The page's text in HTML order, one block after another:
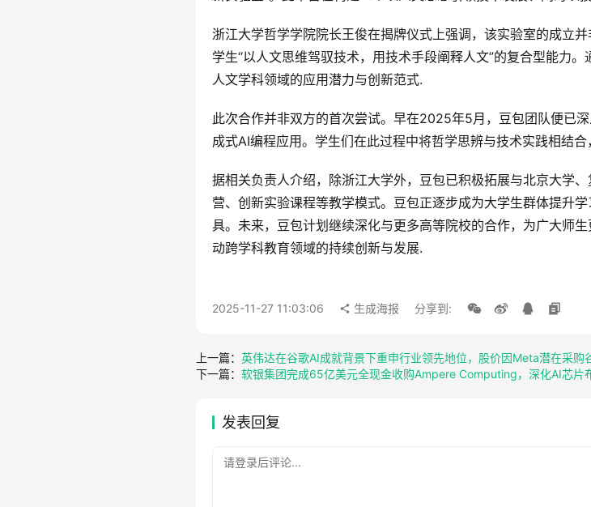
浙江大学哲学学院院长王俊在揭牌仪式上强调，该实验室的成立
学生“以人文思维驾驭技术，用技术手段阐释人文”的复合型能力
人文学科领域的应用潜力与创新范式.
此次合作并非双方的首次尝试。早在2025年5月，豆包团队便已
成式AI编程应用。学生们在此过程中将哲学思辨与技术实践相结合
据相关负责人介绍，除浙江大学外，豆包已积极拓展与北京大学
营、创新实验课程等教学模式。豆包正逐步成为大学生群体提升
具。未来，豆包计划继续深化与更多高等院校的合作，为广大师
动跨学科教育领域的持续创新与发展.
2025-11-27 11:03:06 生成海报 分享到:
上一篇： 英伟达在谷歌AI成就背景下重申行业领先地位，股价因Meta潜在采购
下一篇： 软银集团完成65亿美元全现金收购Ampere Computing，深化AI芯片
发表回复
请登录后评论...